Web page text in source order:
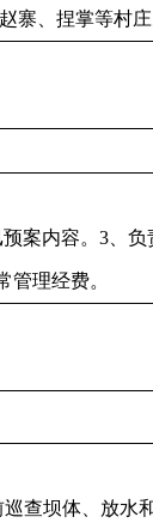
寨、捏掌等村庄
案内容。3、
理经费。
查坝体、放